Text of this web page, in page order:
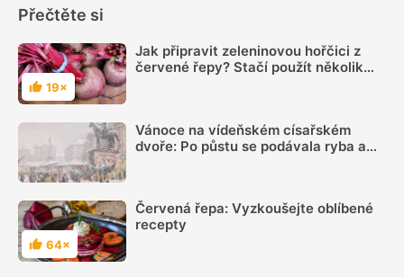
Přečtěte si
Hodnocení
19×
Jak připravit zeleninovou hořčici z
červené řepy? Stačí použít několik
Vánoce na vídeňském císařském
dvoře: Po půstu se podávala ryba a
Hodnocení
64×
Červená řepa: Vyzkoušejte oblíbené
recepty